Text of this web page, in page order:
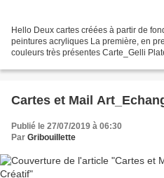
Hello Deux cartes créées à partir de
peintures acryliques La première, en
couleurs très présentes Carte_Gelli
Cartes et Mail
Publié le 27/07/2019 à 06:30
Par Gribouillette